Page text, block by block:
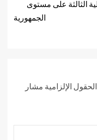
الثالثة على مستوى
الجمهورية
الحقول الإلزامية مشار